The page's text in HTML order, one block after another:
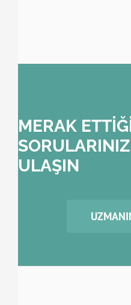
MERAK
ULAŞIN